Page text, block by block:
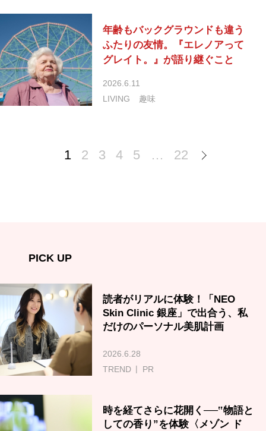
年齢もバックグラウンドも違う
ふたりの友情。『エレノアって
グレイト。』が語り継ぐこと
2026.6.11
LIVING
趣味
1 2 3 4 5 … 22
PICK UP
読者がリアルに体験！「NEO
Skin Clinic 銀座」で出合う、私
だけのパーソナル美肌計画
2026.6.28
TREND
PR
時を経てさらに花開く──‟物語と
しての香り”を体験〈メゾン ド